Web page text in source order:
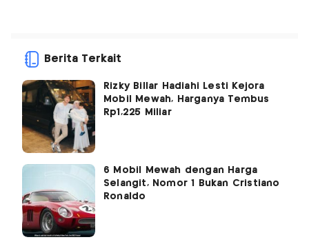
Berita Terkait
Rizky Billar Hadiahi Lesti Kejora
Mobil Mewah, Harganya Tembus
Rp1,225 Miliar
6 Mobil Mewah dengan Harga
Selangit, Nomor 1 Bukan Cristiano
Ronaldo